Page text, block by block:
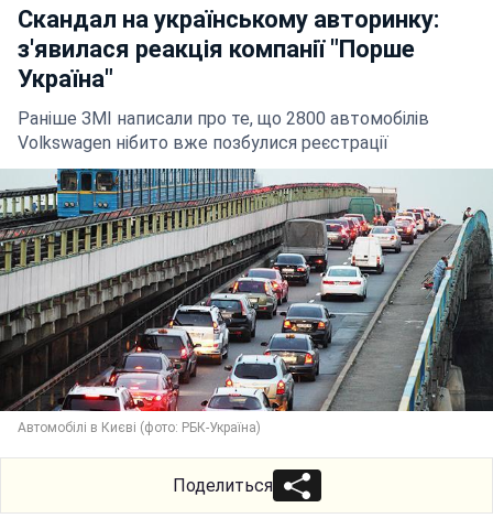
Скандал на українському авторинку:
з'явилася реакція компанії "Порше
Україна"
Раніше ЗМІ написали про те, що 2800 автомобілів
Volkswagen нібито вже позбулися реєстрації
Автомобілі в Києві (фото: РБК-Україна)
Поделиться